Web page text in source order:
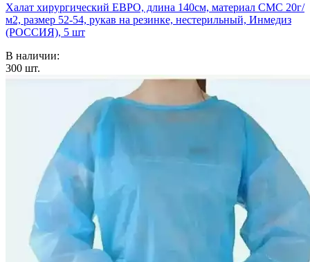
Халат хирургический ЕВРО, длина 140см, материал СМС 20г/
м2, размер 52-54, рукав на резинке, нестерильный, Инмедиз
(РОССИЯ), 5 шт
В наличии:
300 шт.